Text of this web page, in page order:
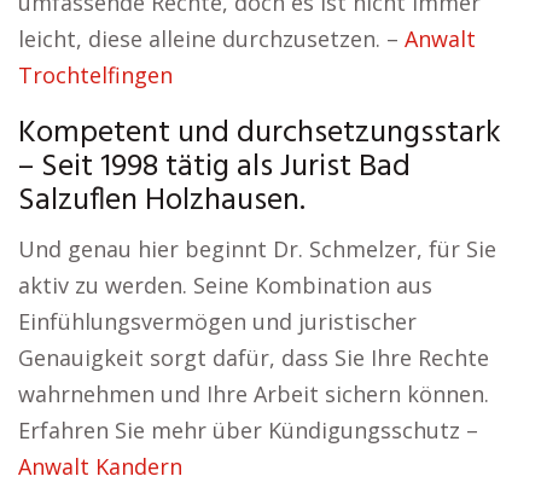
leicht, diese alleine durchzusetzen. – Anwalt
Trochtelfingen
Kompetent und durchsetzungsstark
– Seit 1998 tätig als Jurist Bad
Salzuflen Holzhausen.
Und genau hier beginnt Dr. Schmelzer, für Sie
aktiv zu werden. Seine Kombination aus
Einfühlungsvermögen und juristischer
Genauigkeit sorgt dafür, dass Sie Ihre Rechte
wahrnehmen und Ihre Arbeit sichern können.
Erfahren Sie mehr über Kündigungsschutz –
Anwalt Kandern